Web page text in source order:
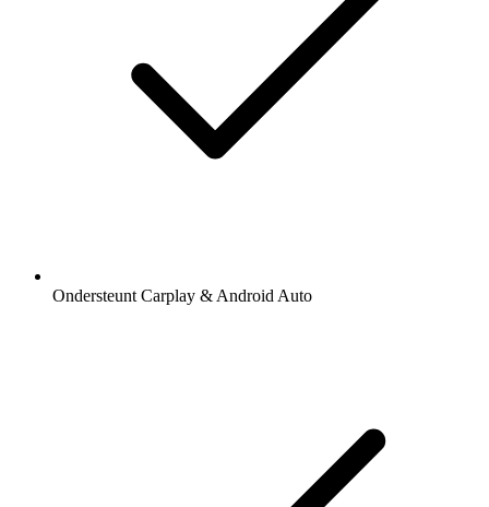
Ondersteunt Carplay & Android Auto